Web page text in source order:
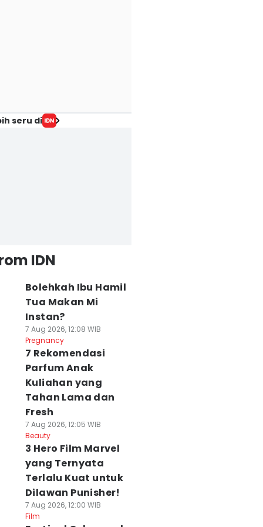
seru di
IDN
Bolehkah Ibu Hamil
Tua Makan Mi
Instan?
7 Aug 2026, 12:08 WIB
Pregnancy
7 Rekomendasi
Parfum Anak
Kuliahan yang
Tahan Lama dan
Fresh
7 Aug 2026, 12:05 WIB
Beauty
3 Hero Film Marvel
yang Ternyata
Terlalu Kuat untuk
Dilawan Punisher!
7 Aug 2026, 12:00 WIB
Film